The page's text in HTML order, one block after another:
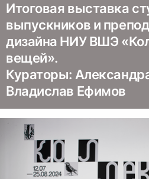
Итоговая выставка
выпускников и
дизайна НИУ ВШЭ
вещей».
Кураторы:
Владислав Ефимов